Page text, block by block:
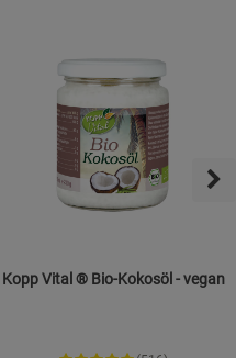
Kopp Vital ® Bio-Kokosöl - vegan